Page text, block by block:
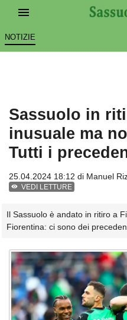
NOTIZIE
Sassuolo in
inusuale ma
Tutti i
25.04.2024 18:12 di Manuel
VEDI LETTURE
Il Sassuolo è andato in ritiro a
Fiorentina: ci sono dei